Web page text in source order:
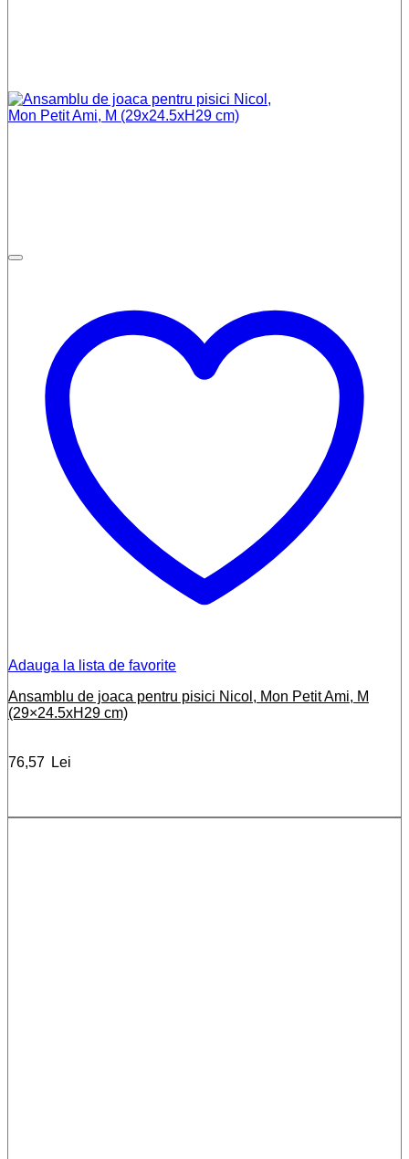
Adauga la lista de favorite
Ansamblu de joaca pentru pisici Nicol, Mon Petit Ami, M
(29×24.5xH29 cm)
76,57 Lei